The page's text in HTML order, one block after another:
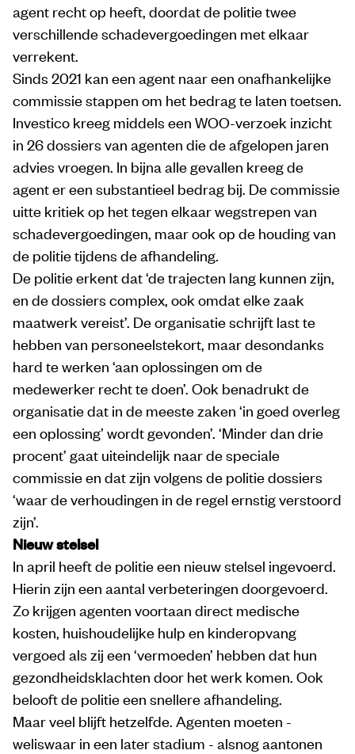
agent recht op heeft, doordat de politie twee
verschillende schadevergoedingen met elkaar
verrekent.
Sinds 2021 kan een agent naar een onafhankelijke
commissie stappen om het bedrag te laten toetsen.
Investico kreeg middels een WOO-verzoek inzicht
in 26 dossiers van agenten die de afgelopen jaren
advies vroegen. In bijna alle gevallen kreeg de
agent er een substantieel bedrag bij. De commissie
uitte kritiek op het tegen elkaar wegstrepen van
schadevergoedingen, maar ook op de houding van
de politie tijdens de afhandeling.
De politie erkent dat ‘de trajecten lang kunnen zijn,
en de dossiers complex, ook omdat elke zaak
maatwerk vereist’. De organisatie schrijft last te
hebben van personeelstekort, maar desondanks
hard te werken ‘aan oplossingen om de
medewerker recht te doen’. Ook benadrukt de
organisatie dat in de meeste zaken ‘in goed overleg
een oplossing’ wordt gevonden’. ‘Minder dan drie
procent’ gaat uiteindelijk naar de speciale
commissie en dat zijn volgens de politie dossiers
‘waar de verhoudingen in de regel ernstig verstoord
zijn’.
Nieuw stelsel
In april heeft de politie een nieuw stelsel ingevoerd.
Hierin zijn een aantal verbeteringen doorgevoerd.
Zo krijgen agenten voortaan direct medische
kosten, huishoudelijke hulp en kinderopvang
vergoed als zij een ‘vermoeden’ hebben dat hun
gezondheidsklachten door het werk komen. Ook
belooft de politie een snellere afhandeling.
Maar veel blijft hetzelfde. Agenten moeten -
weliswaar in een later stadium - alsnog aantonen